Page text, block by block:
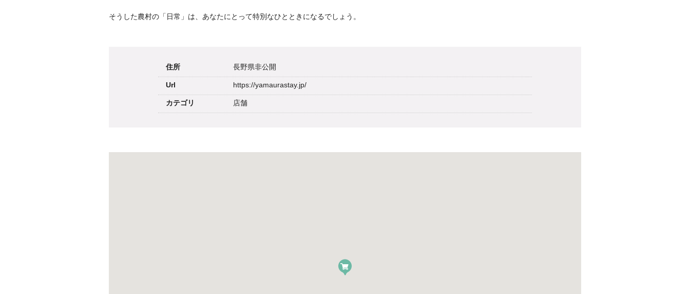
そうした農村の「日常」は、あなたにとって特別なひとときになるでしょう。
住所 長野県非公開
Url https://yamaurastay.jp/
カテゴリ 店舗